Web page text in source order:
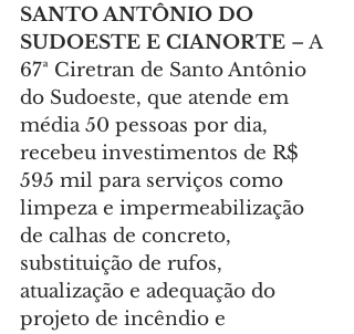
SANTO ANTÔNIO DO
SUDOESTE E CIANORTE – A
67ª Ciretran de Santo Antônio
do Sudoeste, que atende em
média 50 pessoas por dia,
recebeu investimentos de R$
595 mil para serviços como
limpeza e impermeabilização
de calhas de concreto,
substituição de rufos,
atualização e adequação do
projeto de incêndio e